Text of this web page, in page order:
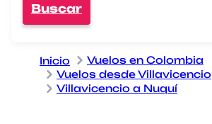
Buscar
Inicio
Vuelos en Colombia
Vuelos desde Villavicencio
Villavicencio a Nuquí